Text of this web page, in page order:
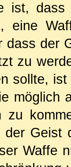
ist,
eine
dass der
zu
sollte,
möglich
zu
der Geist
Waffe